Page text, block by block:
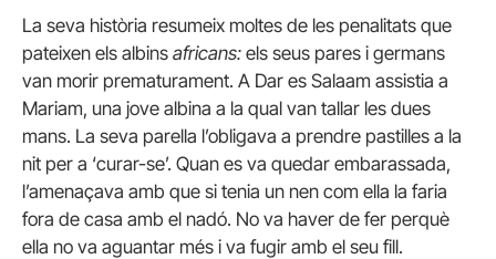
La seva història resumeix moltes de les penalitats que
pateixen els albins africans: els seus pares i germans
van morir prematurament. A Dar es Salaam assistia a
Mariam, una jove albina a la qual van tallar les dues
mans. La seva parella l’obligava a prendre pastilles a la
nit per a ‘curar-se’. Quan es va quedar embarassada,
l’amenaçava amb que si tenia un nen com ella la faria
fora de casa amb el nadó. No va haver de fer perquè
ella no va aguantar més i va fugir amb el seu fill.